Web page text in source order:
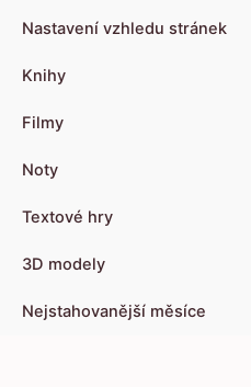
Nastavení vzhledu stránek
Knihy
Filmy
Noty
Textové hry
3D modely
Nejstahovanější měsíce